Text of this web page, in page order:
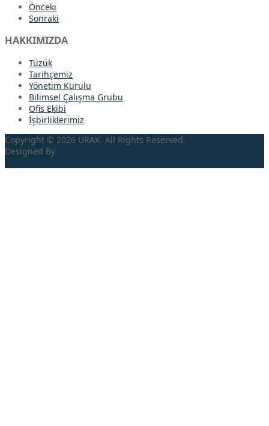
Önceki
Sonraki
HAKKIMIZDA
Tüzük
Tarihçemiz
Yönetim Kurulu
Bilimsel Çalışma Grubu
Ofis Ekibi
İşbirliklerimiz
Copyright © 2026 URAK. All Rights Reserved.
Designed By